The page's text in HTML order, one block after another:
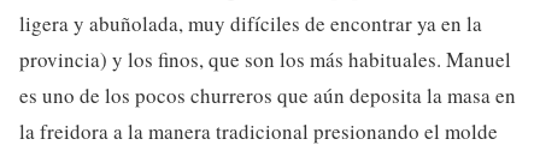
ligera y abuñolada, muy difíciles de encontrar ya en la
provincia) y los finos, que son los más habituales. Manuel
es uno de los pocos churreros que aún deposita la masa en
la freidora a la manera tradicional presionando el molde